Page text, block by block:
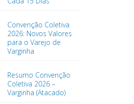
Convenção Coletiva
2026: Novos Valores
para o Varejo de
Varginha
Resumo Convenção
Coletiva 2026 –
Varginha (Atacado)